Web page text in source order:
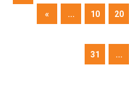
« ... 10 20
31 ...